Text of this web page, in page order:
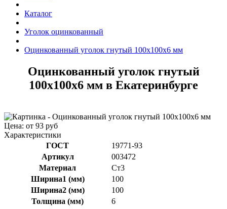
Каталог
Уголок оцинкованный
Оцинкованный уголок гнутый 100x100x6 мм
Оцинкованный уголок гнутый
100x100x6 мм в Екатеринбурге
Цена: от 93 руб
Характеристики
ГОСТ
19771-93
Артикул
003472
Материал
Ст3
Ширина1 (мм)
100
Ширина2 (мм)
100
Толщина (мм)
6